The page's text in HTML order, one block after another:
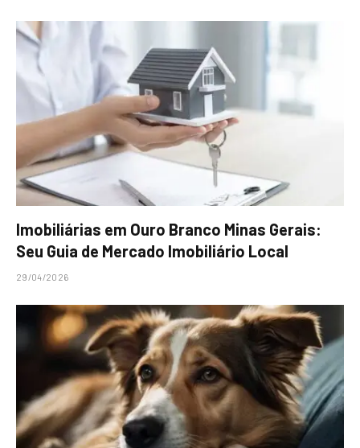
Imobiliárias em Ouro Branco Minas Gerais:
Seu Guia de Mercado Imobiliário Local
29/04/2026